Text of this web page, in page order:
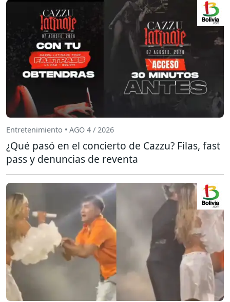
Entretenimiento • AGO 4 / 2026
¿Qué pasó en el concierto de Cazzu? Filas, fast
pass y denuncias de reventa